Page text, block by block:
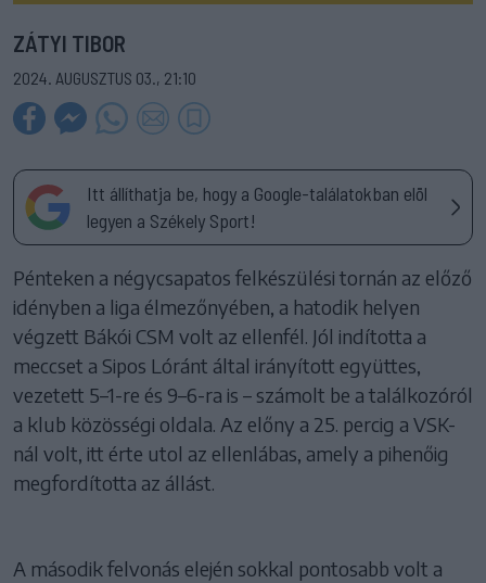
ZÁTYI TIBOR
2024. AUGUSZTUS 03., 21:10
Itt állíthatja be, hogy a Google-találatokban elöl
legyen a Székely Sport!
Pénteken a négycsapatos felkészülési tornán az előző
idényben a liga élmezőnyében, a hatodik helyen
végzett Bákói CSM volt az ellenfél. Jól indította a
meccset a Sipos Lóránt által irányított együttes,
vezetett 5–1-re és 9–6-ra is – számolt be a találkozóról
a klub közösségi oldala. Az előny a 25. percig a VSK-
nál volt, itt érte utol az ellenlábas, amely a pihenőig
megfordította az állást.
A második felvonás elején sokkal pontosabb volt a